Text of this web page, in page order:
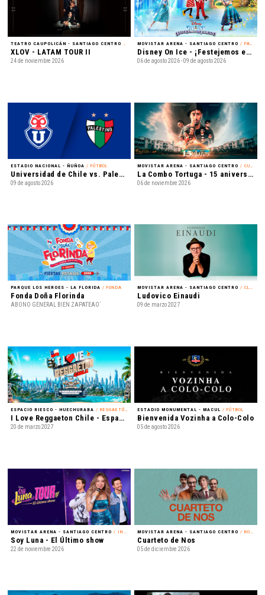
TEATRO CAUPOLICÁN - SANTIAGO CENTRO
XLOV - LATAM TOUR II
24 de noviembre 2026
MOVISTAR ARENA - SANTIAGO CENTRO / PATINAJE EN HIELO
Disney On Ice - ¡Festejemos en Familia!
06 de agosto 2026 - 09 de agosto 2026
ESTADIO NACIONAL - ÑUÑOA / FÚTBOL
Universidad de Chile vs. Palestino - Liga de Primera Mercado Libre - Fecha 18
09 de agosto 2026
MOVISTAR ARENA - SANTIAGO CENTRO / CUMBIA
La Combo Tortuga - 15 aniversario
06 de noviembre 2026
PARQUE LOS HEROES - LA FLORIDA / FONDA
Fonda Doña Florinda
ABONO GENERAL BIEN ZAPATEAO´
MOVISTAR ARENA - SANTIAGO CENTRO / CLÁSICA
Ludovico Einaudi
09 de marzo 2027
ESPACIO RIESCO - HUECHURABA / REGGAETÓN
I Love Reggaeton Chile - Espacio Riesco 2027
20 de marzo 2027
ESTADIO MONUMENTAL - MACUL / FÚTBOL
Bienvenida Vozinha a Colo-Colo
05 de agosto 2026
MOVISTAR ARENA - SANTIAGO CENTRO / INFANTIL
Soy Luna - El Último show
22 de noviembre 2026
MOVISTAR ARENA - SANTIAGO CENTRO / ROCK
Cuarteto de Nos
05 de diciembre 2026